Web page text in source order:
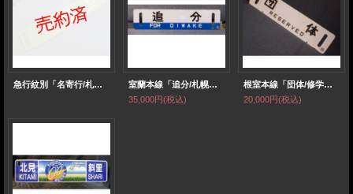
急行紋別「名寄行/札幌行」○名
室蘭本線「追分/札幌」○手
35,000円(税込)
根室本線「団体/修学旅行専用」○釧
20,000円(税込)